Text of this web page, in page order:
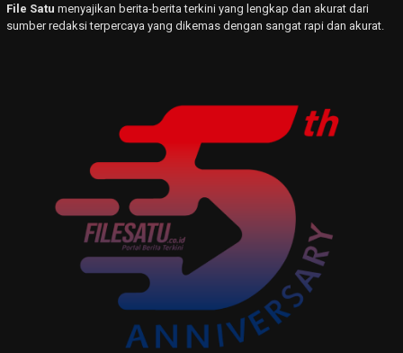
File Satu menyajikan berita-berita terkini yang lengkap dan akurat dari
sumber redaksi terpercaya yang dikemas dengan sangat rapi dan akurat.